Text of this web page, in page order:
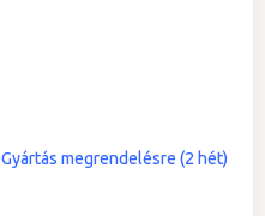
Gyártás megrendelésre (2 hét)